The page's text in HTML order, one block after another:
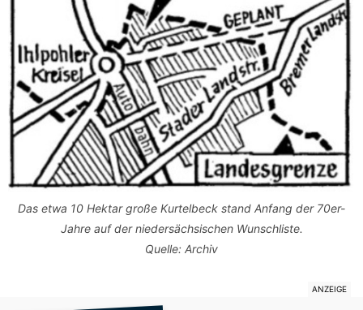
Das etwa 10 Hektar große Kurtelbeck stand Anfang der 70er-
Jahre auf der niedersächsischen Wunschliste.
Quelle: Archiv